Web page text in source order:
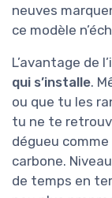
neuves
ce modèle
L’avantage de
qui s’installe.
ou que tu les
tu ne te
dégueu
carbone.
de temps en